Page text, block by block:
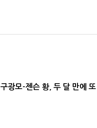
구광모-젠슨 황, 두 달 만에